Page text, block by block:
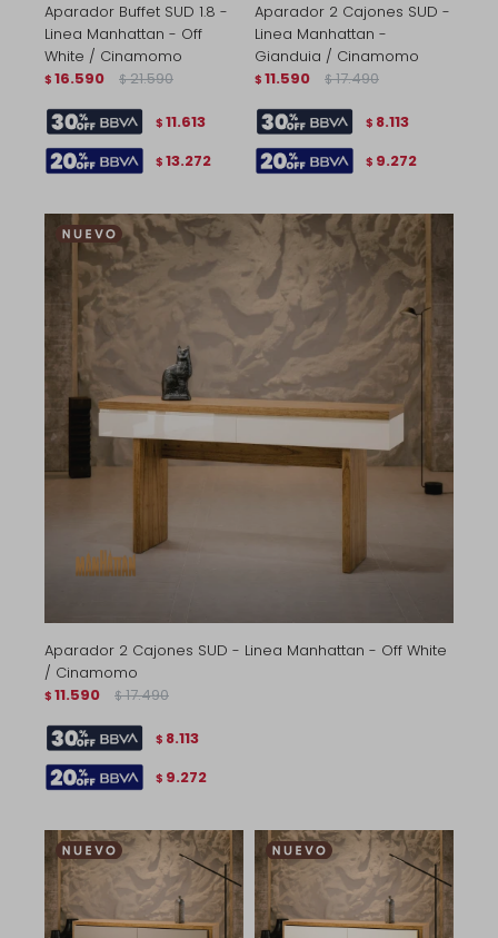
Aparador Buffet SUD 1.8 -
Linea Manhattan - Off
White / Cinamomo
$ 16.590 $ 21.590
$ 11.613
$ 13.272
Aparador 2 Cajones SUD -
Linea Manhattan -
Gianduia / Cinamomo
$ 11.590 $ 17.490
$ 8.113
$ 9.272
Aparador 2 Cajones SUD - Linea Manhattan - Off White
/ Cinamomo
$ 11.590 $ 17.490
$ 8.113
$ 9.272